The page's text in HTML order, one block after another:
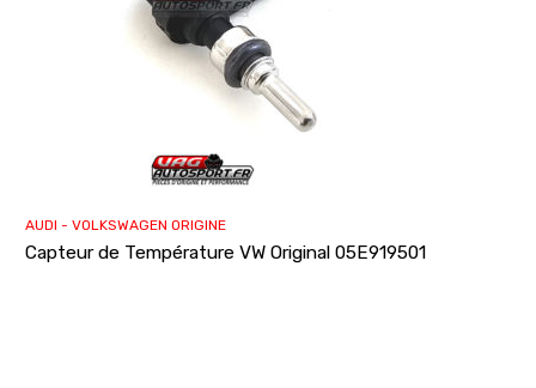
AUDI - VOLKSWAGEN ORIGINE
Capteur de Température VW Original 05E919501